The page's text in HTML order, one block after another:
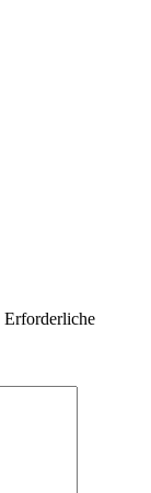
Erforderliche